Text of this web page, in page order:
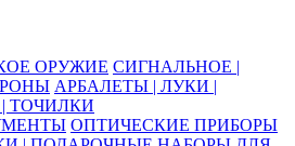
ОРУЖИЕ СИГНАЛЬНОЕ |
АРБАЛЕТЫ | ЛУКИ |
ТОЧИЛКИ
ОПТИЧЕСКИЕ ПРИБОРЫ